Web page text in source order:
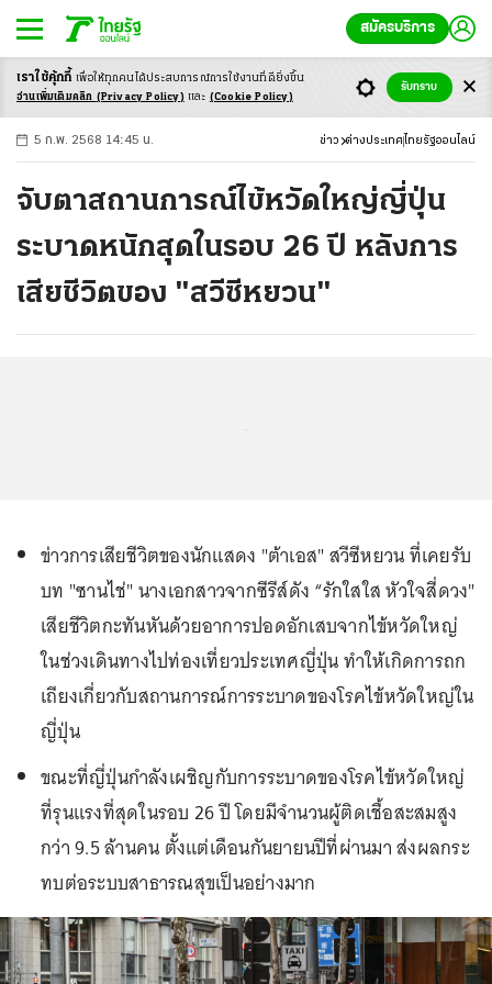
สมัครบริการ
-ก ก ก+
5 ก.พ. 2568 14:45 น. ข่าว ต่างประเทศ ไทยรัฐออนไลน์
จับตาสถานการณ์ไข้หวัดใหญ่ญี่ปุ่น
ระบาดหนักสุดในรอบ 26 ปี หลังการ
เสียชีวิตของ "สวีซีหยวน"
ข่าวการเสียชีวิตของนักแสดง "ต้าเอส" สวีซีหยวน ที่เคยรับ
บท "ซานไช่" นางเอกสาวจากซีรีส์ดัง “รักใสใส หัวใจสี่ดวง"
เสียชีวิตกะทันหันด้วยอาการปอดอักเสบจากไข้หวัดใหญ่
ในช่วงเดินทางไปท่องเที่ยวประเทศญี่ปุ่น ทำให้เกิดการถก
เถียงเกี่ยวกับสถานการณ์การระบาดของโรคไข้หวัดใหญ่ใน
ญี่ปุ่น
ขณะที่ญี่ปุ่นกำลังเผชิญกับการระบาดของโรคไข้หวัดใหญ่
ที่รุนแรงที่สุดในรอบ 26 ปี โดยมีจำนวนผู้ติดเชื้อสะสมสูง
กว่า 9.5 ล้านคน ตั้งแต่เดือนกันยายนปีที่ผ่านมา ส่งผลกระ
ทบต่อระบบสาธารณสุขเป็นอย่างมาก
เราใช้คุ้กกี้ เพื่อให้ทุกคนได้ประสบการณ์การใช้งานที่ดียิ่งขึ้น
อ่านเพิ่มเติมคลิก (Privacy Policy) และ (Cookie Policy)
รับทราบ